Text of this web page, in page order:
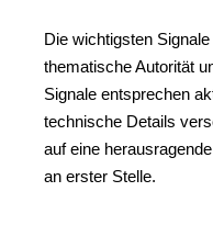
Die wichtigsten
thematische Autorität
Signale entsprechen
technische Details
auf eine
an erster Stelle.